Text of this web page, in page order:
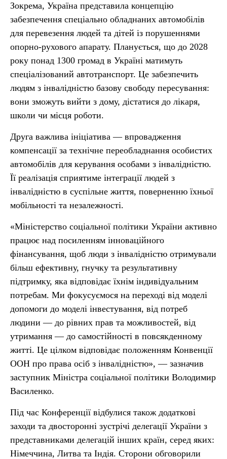
Зокрема, Україна представила концепцію
забезпечення спеціально обладнаних автомобілів
для перевезення людей та дітей із порушеннями
опорно-рухового апарату. Планується, що до 2028
року понад 1300 громад в Україні матимуть
спеціалізований автотранспорт. Це забезпечить
людям з інвалідністю базову свободу пересування:
вони зможуть вийти з дому, дістатися до лікаря,
школи чи місця роботи.
Друга важлива ініціатива — впровадження
компенсації за технічне переобладнання особистих
автомобілів для керування особами з інвалідністю.
Її реалізація сприятиме інтеграції людей з
інвалідністю в суспільне життя, поверненню їхньої
мобільності та незалежності.
«Міністерство соціальної політики України активно
працює над посиленням інноваційного
фінансування, щоб люди з інвалідністю отримували
більш ефективну, гнучку та результативну
підтримку, яка відповідає їхнім індивідуальним
потребам. Ми фокусуємося на переході від моделі
допомоги до моделі інвестування, від потреб
людини — до рівних прав та можливостей, від
утримання — до самостійності в повсякденному
житті. Це цілком відповідає положенням Конвенції
ООН про права осіб з інвалідністю», — зазначив
заступник Міністра соціальної політики Володимир
Василенко.
Під час Конференції відбулися також додаткові
заходи та двосторонні зустрічі делегації України з
представниками делегацій інших країн, серед яких:
Німеччина, Литва та Індія. Сторони обговорили